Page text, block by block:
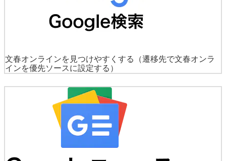
文春オンラインを見つけやすくする
（遷移先で文春オンラ
インを優先ソースに設定する）